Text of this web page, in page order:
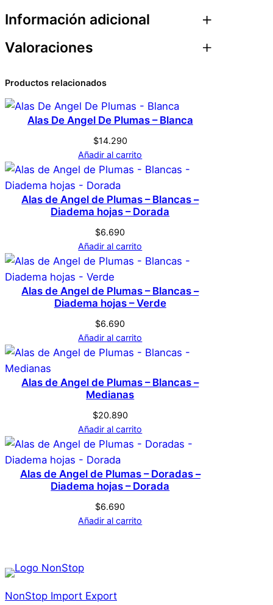
n
e
r
n
a
d
Información adicional
Atributos
Dimensiones
Marca Genérica
Color Multicolor
Valoraciones
0 valoraciones en
Tatoo – Catrina –
Fluorecente –
Diamante-dinero
No hay valoraciones aún. Solo los usuarios
registrados que hayan comprado este
producto pueden hacer una valoración.
Productos relacionados
Alas De Angel De Plumas – Blanca
$14.290
Añadir al carrito
Alas de Angel de Plumas – Blancas –
Diadema hojas – Dorada
$6.690
Añadir al carrito
Alas de Angel de Plumas – Blancas –
Diadema hojas – Verde
$6.690
Añadir al carrito
Alas de Angel de Plumas – Blancas –
Medianas
$20.890
Añadir al carrito
Alas de Angel de Plumas – Doradas –
Diadema hojas – Dorada
$6.690
Añadir al carrito
NonStop Import Export